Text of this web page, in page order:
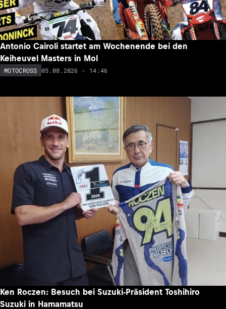
Antonio Cairoli startet am Wochenende bei den
Keiheuvel Masters in Mol
MOTOCROSS 05.08.2026 - 14:46
Ken Roczen: Besuch bei Suzuki-Präsident Toshihiro
Suzuki in Hamamatsu